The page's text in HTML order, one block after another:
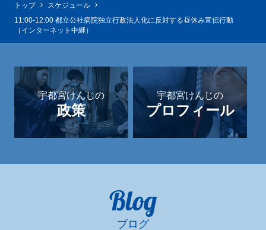
トップ
スケジュール
11:00-12:00 都立公社病院独立行政法人化に反対する昼休み宣伝行動
（インターネット中継）
宇都宮けんじの
政策
宇都宮けんじの
プロフィール
Blog
ブログ